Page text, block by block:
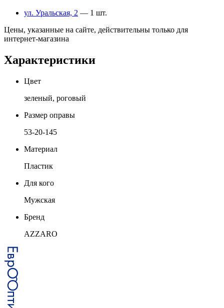
ул. Уральская, 2 — 1 шт.
Цены, указанные на сайте, действительны только для
интернет-магазина
Характеристики
Цвет
зеленый, роговый
Размер оправы
53-20-145
Материал
Пластик
Для кого
Мужская
Бренд
AZZARO